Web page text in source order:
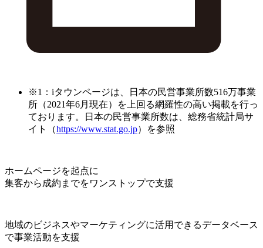
※1：iタウンページは、日本の民営事業所数516万事業
所（2021年6月現在）を上回る網羅性の高い掲載を行っ
ております。日本の民営事業所数は、総務省統計局サ
イト（https://www.stat.go.jp）を参照
ホームページを起点に
集客から成約までをワンストップで支援
地域のビジネスやマーケティングに活用できるデータベース
で事業活動を支援